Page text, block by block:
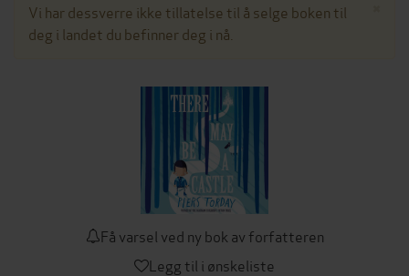
Vi har dessverre ikke tillatelse til å selge boken til
deg i landet du befinner deg i nå.
Få varsel ved ny bok av forfatteren
Legg til i ønskeliste